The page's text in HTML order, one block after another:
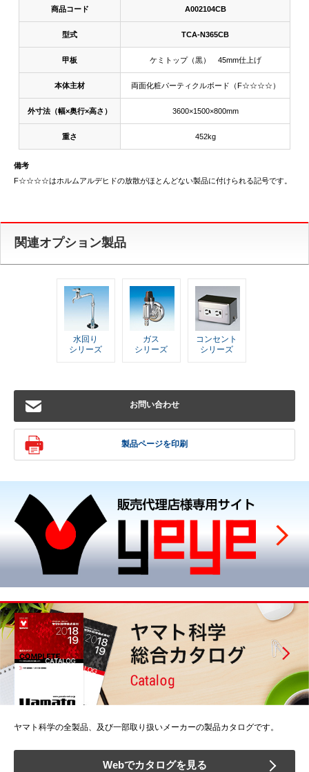
商品コード A002104CB
型式 TCA-N365CB
甲板 ケミトップ（黒） 45mm仕上げ
本体主材 両面化粧パーティクルボード（F☆☆☆☆）
外寸法（幅×奥行×高さ） 3600×1500×800mm
重さ 452kg
備考
F☆☆☆☆はホルムアルデヒドの放散がほとんどない製品に付けられる記号です。
関連オプション製品
水回り
シリーズ
ガス
シリーズ
コンセント
シリーズ
お問い合わせ
製品ページを印刷
ヤマト科学の全製品、及び一部取り扱いメーカーの製品カタログです。
Webでカタログを見る